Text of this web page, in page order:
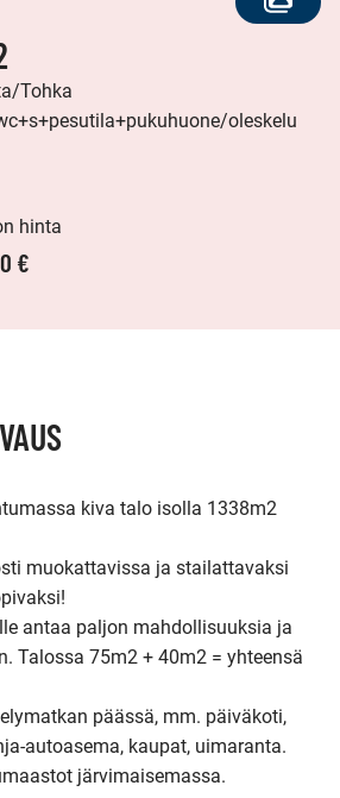
KATSO
Tohka
oleskelu
hinta
€
kiva talo isolla 1338m2
muokattavissa ja stailattavaksi
antaa paljon mahdollisuuksia ja
Talossa 75m2 + 40m2 = yhteensä
päässä, mm. päiväkoti,
autoasema, kaupat, uimaranta.
järvimaisemassa.